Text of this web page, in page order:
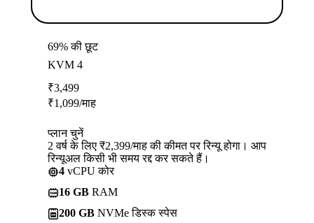
69% की छूट
KVM 4
₹3,499
₹1,099/माह
प्लान चुनें
2 वर्ष के लिए ₹2,399/माह की कीमत पर रिन्यू होगा। आप
रिन्यूअल किसी भी समय रद्द कर सकते हैं।
4 vCPU कोर
16 GB RAM
200 GB NVMe डिस्क स्पेस